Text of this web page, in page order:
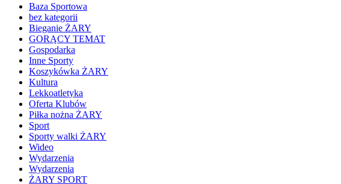
Baza Sportowa
bez kategorii
Bieganie ŻARY
GORĄCY TEMAT
Gospodarka
Inne Sporty
Koszykówka ŻARY
Kultura
Lekkoatletyka
Oferta Klubów
Piłka nożna ŻARY
Sport
Sporty walki ŻARY
Wideo
Wydarzenia
Wydarzenia
ŻARY SPORT